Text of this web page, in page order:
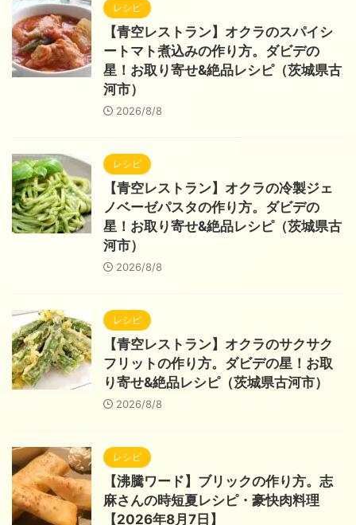
レシピ
【青空レストラン】オクラのスパイシ
ートマト煮込みの作り方。ダビデの
星！お取り寄せ&絶品レシピ（茨城県古
河市）
2026/8/8
レシピ
【青空レストラン】オクラの冷製ジェ
ノベーゼパスタの作り方。ダビデの
星！お取り寄せ&絶品レシピ（茨城県古
河市）
2026/8/8
レシピ
【青空レストラン】オクラのサクサク
フリットの作り方。ダビデの星！お取
り寄せ&絶品レシピ（茨城県古河市）
2026/8/8
レシピ
【沸騰ワード】ブリックの作り方。志
麻さんの時短夏レシピ・豪快肉料理
【2026年8月7日】